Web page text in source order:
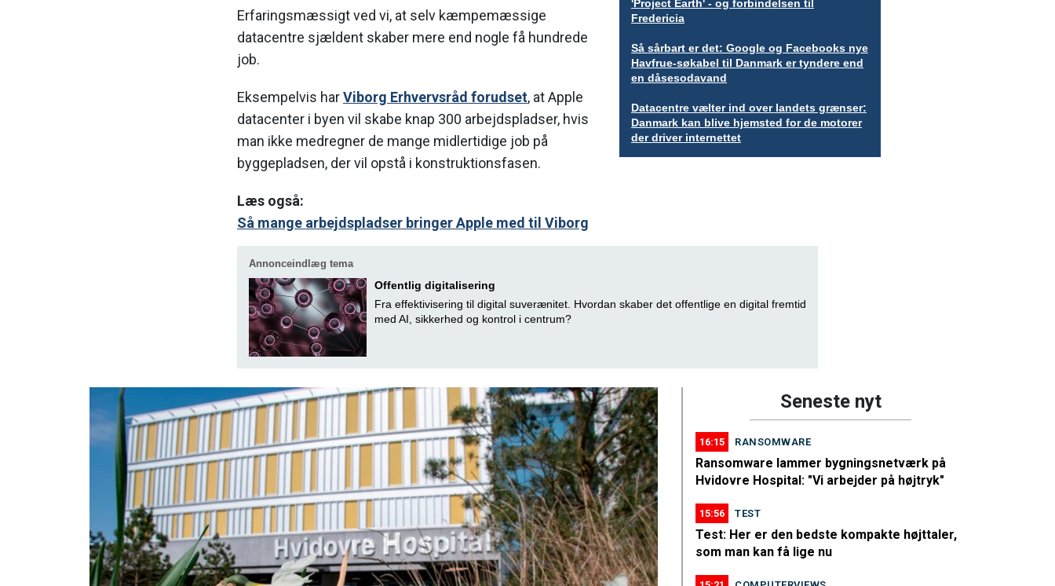
'Project Earth' - og forbindelsen til
Fredericia
Så sårbart er det: Google og Facebooks nye
Havfrue-søkabel til Danmark er tyndere end
en dåsesodavand
Datacentre vælter ind over landets grænser:
Danmark kan blive hjemsted for de motorer
der driver internettet
Erfaringsmæssigt ved vi, at selv kæmpemæssige
datacentre sjældent skaber mere end nogle få hundrede
job.
Eksempelvis harViborg Erhvervsråd forudset, at Apple
datacenter i byen vil skabe knap 300 arbejdspladser, hvis
man ikke medregner de mange midlertidige job på
byggepladsen, der vil opstå i konstruktionsfasen.
Læs også:
Så mange arbejdspladser bringer Apple med til Viborg
Annonceindlæg tema
Offentlig digitalisering
Fra effektivisering til digital suverænitet. Hvordan skaber det offentlige en digital fremtid
med AI, sikkerhed og kontrol i centrum?
Seneste nyt
16:15 RANSOMWARE
Ransomware lammer bygningsnetværk på
Hvidovre Hospital: "Vi arbejder på højtryk"
15:56 TEST
Test: Her er den bedste kompakte højttaler,
som man kan få lige nu